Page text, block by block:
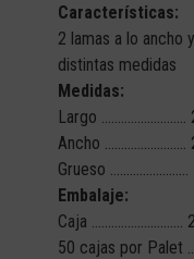
Características:
2 lamas a lo ancho
distintas medidas
Medidas:
Largo ……………………..
Ancho …………………….
Grueso ……………………
Embalaje:
Caja ……………………….
50 cajas por Palet